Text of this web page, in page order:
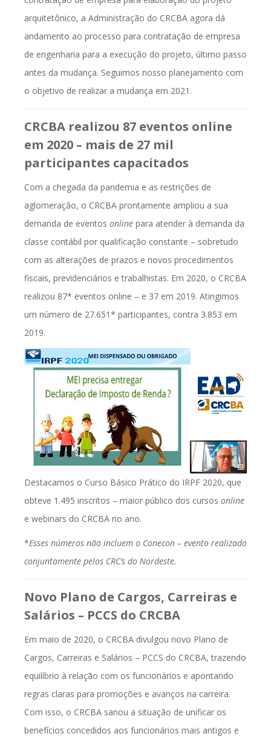
arquitetônico, a Administração do CRCBA agora dá
andamento ao processo para contratação de empresa
de engenharia para a execução do projeto, último passo
antes da mudança. Seguimos nosso planejamento com
o objetivo de realizar a mudança em 2021.
CRCBA realizou 87 eventos online
em 2020 – mais de 27 mil
participantes capacitados
Com a chegada da pandemia e as restrições de
aglomeração, o CRCBA prontamente ampliou a sua
demanda de eventos online para atender à demanda da
classe contábil por qualificação constante – sobretudo
com as alterações de prazos e novos procedimentos
fiscais, previdenciários e trabalhistas. Em 2020, o CRCBA
realizou 87* eventos online – e 37 em 2019. Atingimos
um número de 27.651* participantes, contra 3.853 em
2019.
Destacamos o Curso Básico Prático do IRPF 2020, que
obteve 1.495 inscritos – maior público dos cursos online
e webinars do CRCBA no ano.
*Esses números não incluem o Conecon – evento realizado
conjuntamente pelos CRC’s do Nordeste.
Novo Plano de Cargos, Carreiras e
Salários – PCCS do CRCBA
Em maio de 2020, o CRCBA divulgou novo Plano de
Cargos, Carreiras e Salários – PCCS do CRCBA, trazendo
equilíbrio à relação com os funcionários e apontando
regras claras para promoções e avanços na carreira.
Com isso, o CRCBA sanou a situação de unificar os
benefícios concedidos aos funcionários mais antigos e